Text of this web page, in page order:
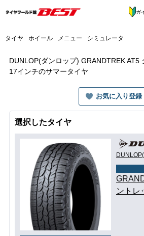
タイヤ ホイール メニュー シミュレータ
ガ
DUNLOP(ダンロップ) GRANDTREK AT5
17インチのサマータイヤ
お気に入り登録
選択したタイヤ
ントレ